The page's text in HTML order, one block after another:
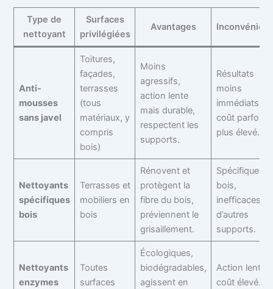
Type de
nettoyant
Surfaces
privilégiées
Avantages
Anti-
mousses
sans javel
Toitures,
façades,
terrasses
(tous
matériaux, y
compris
bois)
Moins
agressifs,
action lente
mais durable,
respectent les
supports.
Résultats
moins
immédiats,
coût parfois
plus élevé.
Nettoyants
spécifiques
bois
Terrasses et
mobiliers en
bois
Rénovent et
protègent la
fibre du bois,
préviennent le
grisaillement.
Spécifiques
bois,
inefficaces
d’autres
supports.
Nettoyants
enzymes
Toutes
surfaces
Écologiques,
biodégradables,
agissent en
Action lente,
coût élevé.